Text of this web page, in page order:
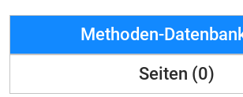
Methoden-
Seiten (0)